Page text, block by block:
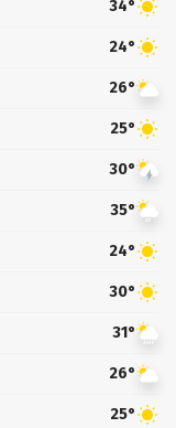
34°
24°
26°
25°
30°
35°
24°
30°
31°
26°
25°